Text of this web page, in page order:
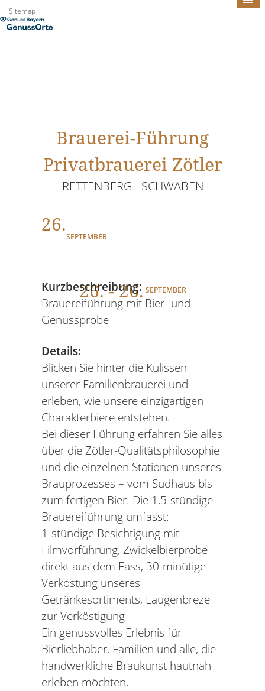
Zum
Inhalt
Sitemap
Brauerei-Führung
Privatbrauerei Zötler
RETTENBERG - SCHWABEN
26.
SEPTEMBER
26. - 26. SEPTEMBER
Kurzbeschreibung:
Brauereiführung mit Bier- und
Genussprobe
Details:
Blicken Sie hinter die Kulissen
unserer Familienbrauerei und
erleben, wie unsere einzigartigen
Charakterbiere entstehen.
Bei dieser Führung erfahren Sie alles
über die Zötler-Qualitätsphilosophie
und die einzelnen Stationen unseres
Brauprozesses – vom Sudhaus bis
zum fertigen Bier. Die 1,5-stündige
Brauereiführung umfasst:
1-stündige Besichtigung mit
Filmvorführung, Zwickelbierprobe
direkt aus dem Fass, 30-minütige
Verkostung unseres
Getränkesortiments, Laugenbreze
zur Verköstigung
Ein genussvolles Erlebnis für
Bierliebhaber, Familien und alle, die
handwerkliche Braukunst hautnah
erleben möchten.